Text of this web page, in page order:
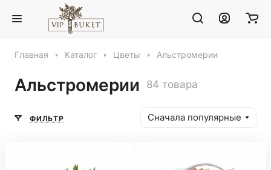
Главная Каталог Цветы Альстромерии
Альстромерии 84 товара
ФИЛЬТР Сначала популярные